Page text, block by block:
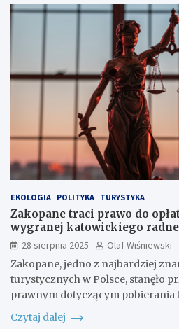
EKOLOGIA POLITYKA TURYSTYKA
Zakopane traci prawo do
wygranej katowickiego
28 sierpnia 2025
Olaf Wiśniewski
Zakopane, jedno z najbardziej
turystycznych w Polsce, stanęło
prawnym dotyczącym pobierania
Czytaj dalej